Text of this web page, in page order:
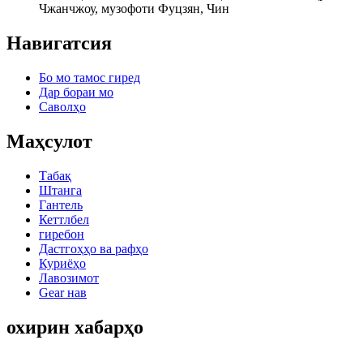
Чжанчжоу, музофоти Фуцзян, Чин
Навигатсия
Бо мо тамос гиред
Дар бораи мо
Саволҳо
Маҳсулот
Табақ
Штанга
Гантель
Кеттлбел
гиребон
Дастгоҳҳо ва рафҳо
Куриёҳо
Лавозимот
Gear нав
охирин хабарҳо